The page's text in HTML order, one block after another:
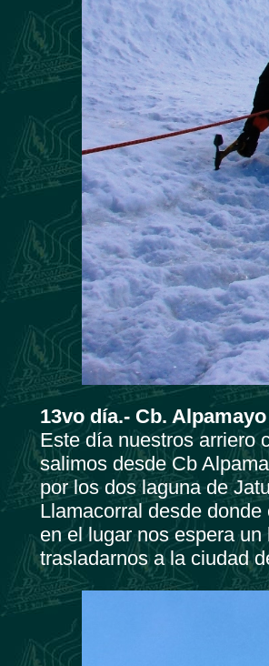
13vo día.- Cb.
Este día nuestros arriero
salimos desde Cb
por los dos laguna de
Llamacorral desde
en el lugar nos espera un
trasladarnos a la ciudad